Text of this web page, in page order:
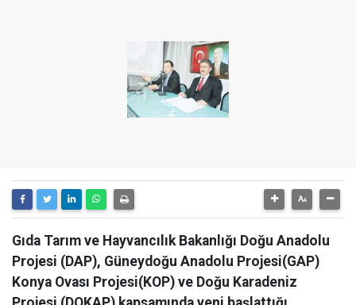
Gıda Tarım ve Hayvancılık Bakanlığı Doğu Anadolu
Projesi (DAP), Güneydoğu Anadolu Projesi(GAP)
Konya Ovası Projesi(KOP) ve Doğu Karadeniz